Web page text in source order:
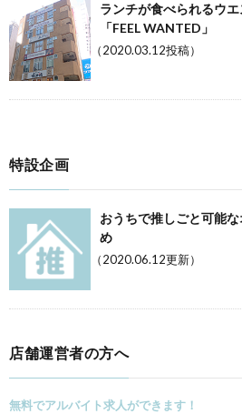
ランチが食べられるウ
「FEEL WANTED」
（2020.03.12投稿）
特設企画
おうちで推しごと可能
め
（2020.06.12更新）
店舗運営者の方へ
無料でアルバイト求人ができます！